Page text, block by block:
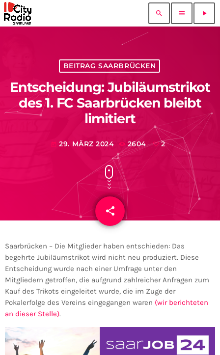
search menu play_arrow
BEITRAG SAARBRÜCKEN
Entscheidung: Jubiläumstrikot
des 1. FC Saarbrücken bleibt
limitiert
today 29. MÄRZ 2024 2604 2
share
email
Saarbrücken – Die Mitglieder haben entschieden: Das
begehrte Jubiläumstrikot wird nicht neu produziert. Diese
Entscheidung wurde nach einer Umfrage unter den
Mitgliedern getroffen, die aufgrund zahlreicher Anfragen zum
Kauf des Trikots eingeleitet wurde, die im Zuge der
Pokalerfolge des Vereins eingegangen waren (wir berichteten
an dieser Stelle).